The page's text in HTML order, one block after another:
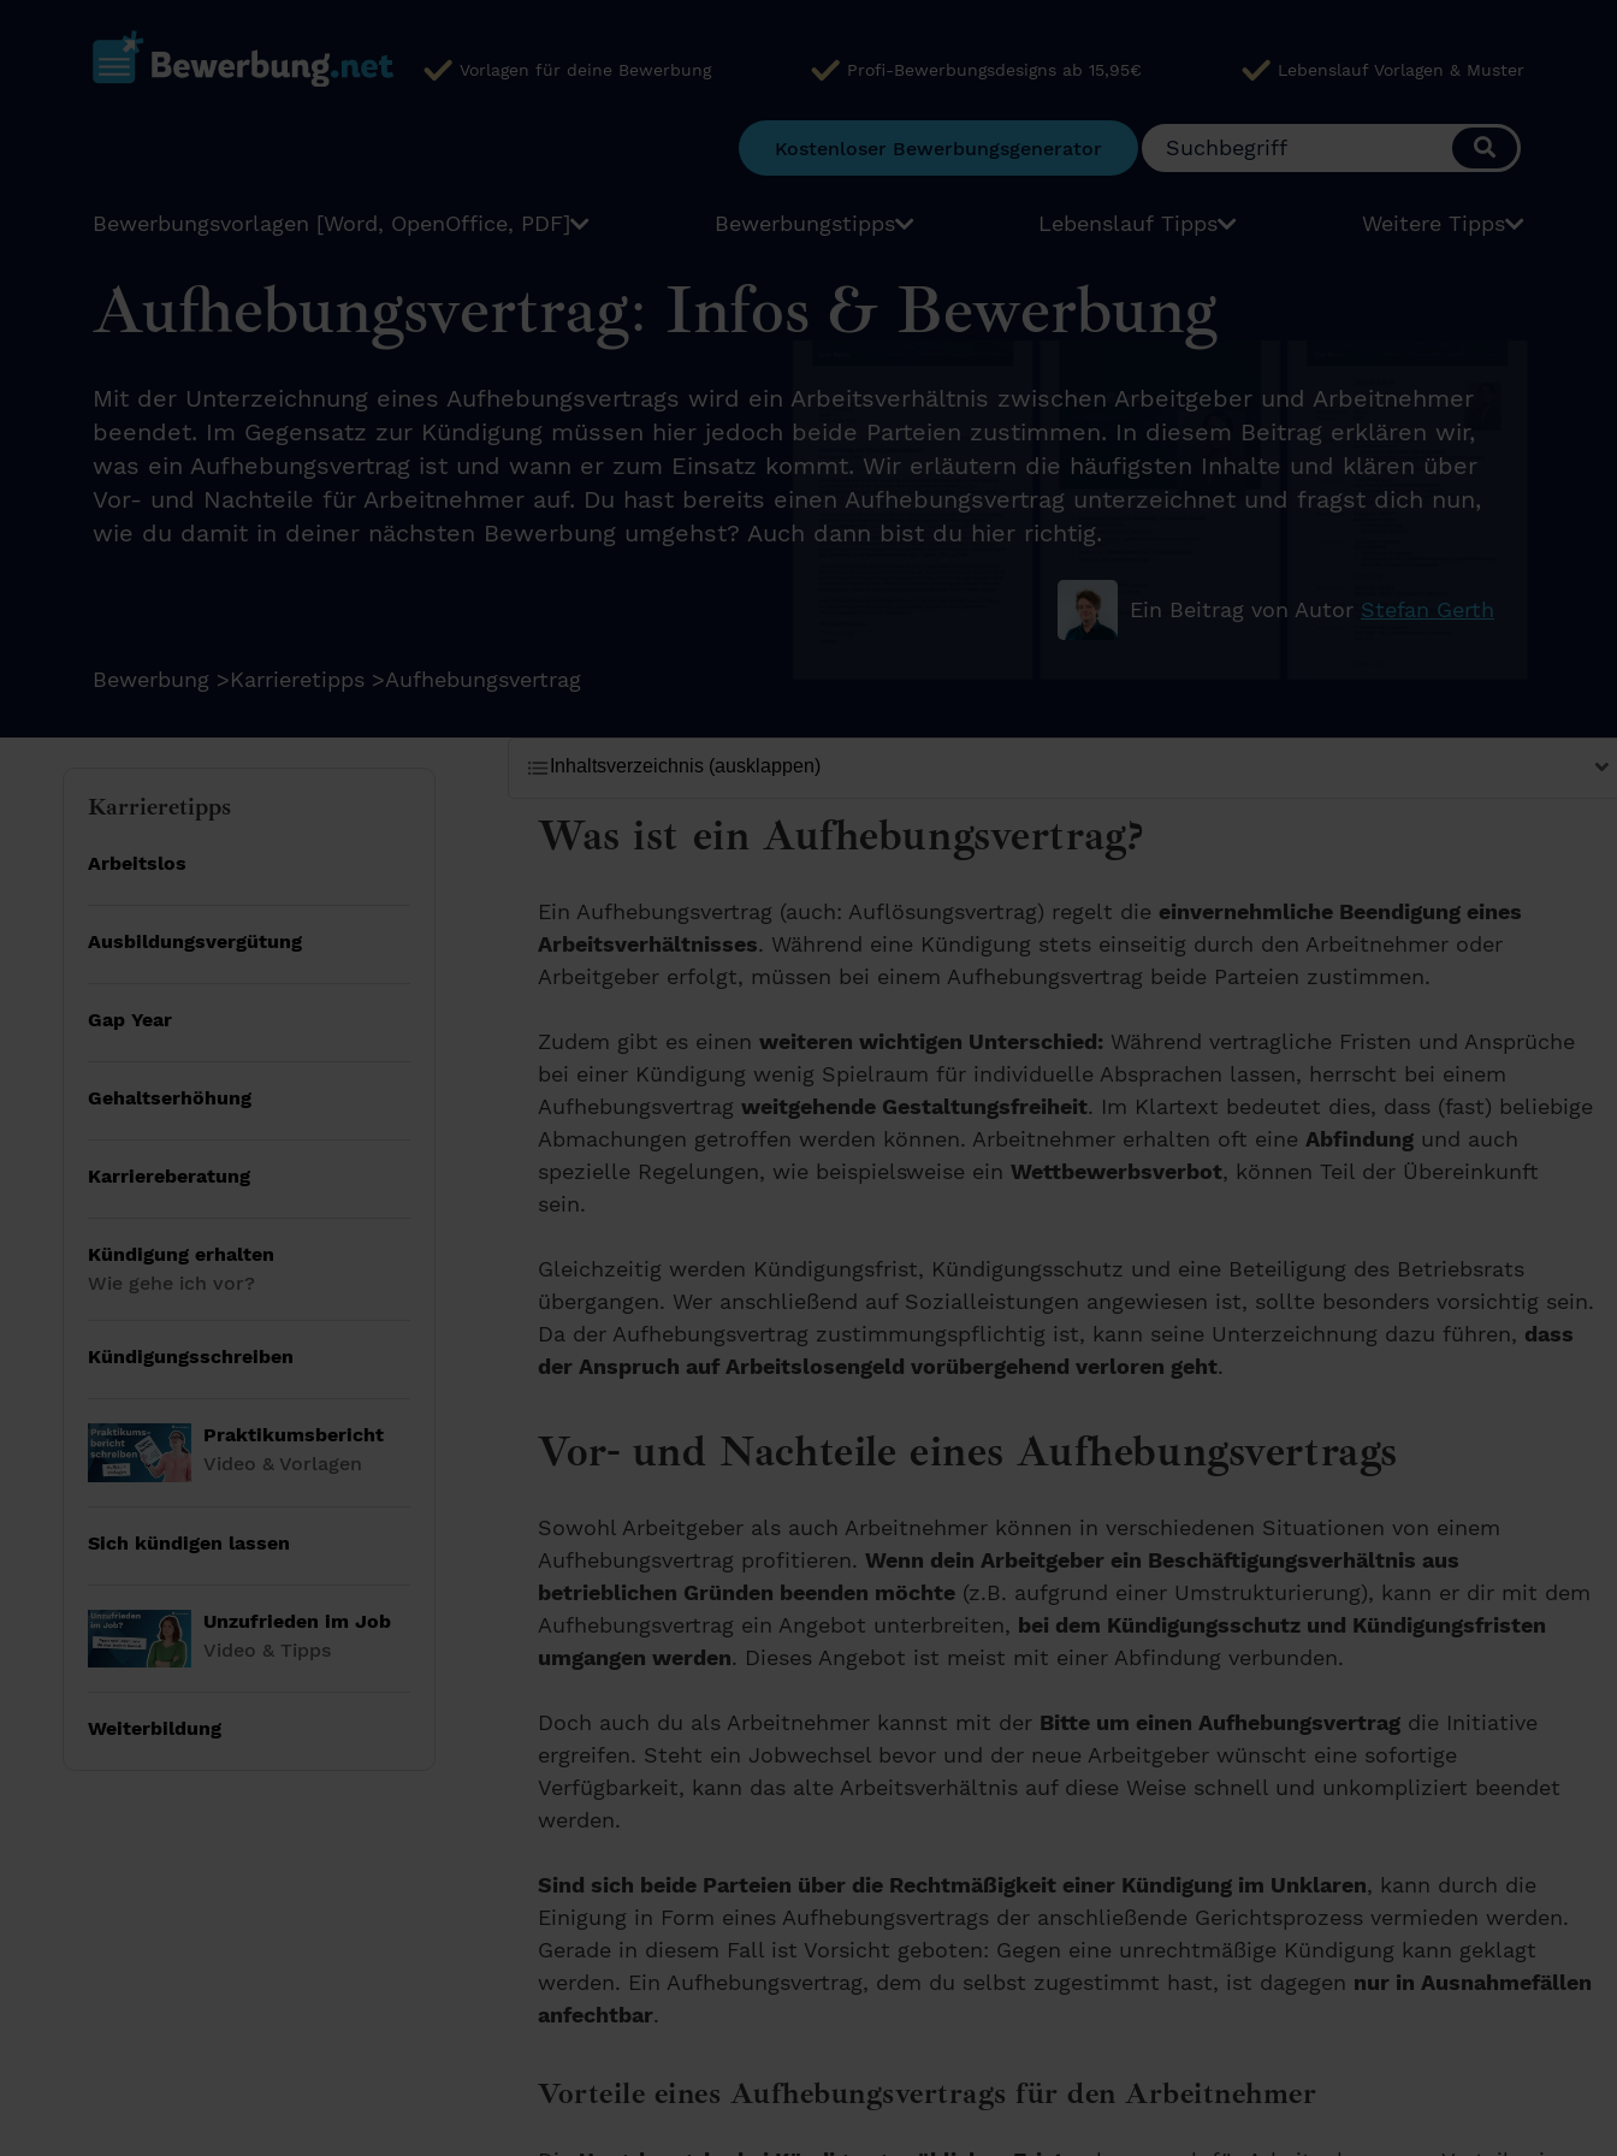
Vorlagen für deine Bewerbung Profi-Bewerbungsdesigns ab 15,95€ Lebenslauf Vorlagen & Muster
Kostenloser Bewerbungsgenerator
Bewerbungsvorlagen [Word, OpenOffice, PDF] Bewerbungstipps Lebenslauf Tipps Weitere Tipps
Aufhebungsvertrag: Infos & Bewerbung
Mit der Unterzeichnung eines Aufhebungsvertrags wird ein Arbeitsverhältnis zwischen Arbeitgeber und Arbeitnehmer
beendet. Im Gegensatz zur Kündigung müssen hier jedoch beide Parteien zustimmen. In diesem Beitrag erklären wir,
was ein Aufhebungsvertrag ist und wann er zum Einsatz kommt. Wir erläutern die häufigsten Inhalte und klären über
Vor- und Nachteile für Arbeitnehmer auf. Du hast bereits einen Aufhebungsvertrag unterzeichnet und fragst dich nun,
wie du damit in deiner nächsten Bewerbung umgehst? Auch dann bist du hier richtig.
Ein Beitrag von Autor Stefan Gerth
Bewerbung >Karrieretipps >Aufhebungsvertrag
Karrieretipps
Arbeitslos
Ausbildungsvergütung
Gap Year
Gehaltserhöhung
Karriereberatung
Kündigung erhalten
Wie gehe ich vor?
Kündigungsschreiben
Praktikumsbericht
Video & Vorlagen
Sich kündigen lassen
Unzufrieden im Job
Video & Tipps
Weiterbildung
Inhaltsverzeichnis (ausklappen)
Was ist ein Aufhebungsvertrag?
Ein Aufhebungsvertrag (auch: Auflösungsvertrag) regelt die einvernehmliche Beendigung eines
Arbeitsverhältnisses. Während eine Kündigung stets einseitig durch den Arbeitnehmer oder
Arbeitgeber erfolgt, müssen bei einem Aufhebungsvertrag beide Parteien zustimmen.
Zudem gibt es einen weiteren wichtigen Unterschied: Während vertragliche Fristen und Ansprüche
bei einer Kündigung wenig Spielraum für individuelle Absprachen lassen, herrscht bei einem
Aufhebungsvertrag weitgehende Gestaltungsfreiheit. Im Klartext bedeutet dies, dass (fast) beliebige
Abmachungen getroffen werden können. Arbeitnehmer erhalten oft eine Abfindung und auch
spezielle Regelungen, wie beispielsweise ein Wettbewerbsverbot, können Teil der Übereinkunft
sein.
Gleichzeitig werden Kündigungsfrist, Kündigungsschutz und eine Beteiligung des Betriebsrats
übergangen. Wer anschließend auf Sozialleistungen angewiesen ist, sollte besonders vorsichtig sein.
Da der Aufhebungsvertrag zustimmungspflichtig ist, kann seine Unterzeichnung dazu führen, dass
der Anspruch auf Arbeitslosengeld vorübergehend verloren geht.
Vor- und Nachteile eines Aufhebungsvertrags
Sowohl Arbeitgeber als auch Arbeitnehmer können in verschiedenen Situationen von einem
Aufhebungsvertrag profitieren. Wenn dein Arbeitgeber ein Beschäftigungsverhältnis aus
betrieblichen Gründen beenden möchte (z.B. aufgrund einer Umstrukturierung), kann er dir mit dem
Aufhebungsvertrag ein Angebot unterbreiten, bei dem Kündigungsschutz und Kündigungsfristen
umgangen werden. Dieses Angebot ist meist mit einer Abfindung verbunden.
Doch auch du als Arbeitnehmer kannst mit der Bitte um einen Aufhebungsvertrag die Initiative
ergreifen. Steht ein Jobwechsel bevor und der neue Arbeitgeber wünscht eine sofortige
Verfügbarkeit, kann das alte Arbeitsverhältnis auf diese Weise schnell und unkompliziert beendet
werden.
Sind sich beide Parteien über die Rechtmäßigkeit einer Kündigung im Unklaren, kann durch die
Einigung in Form eines Aufhebungsvertrags der anschließende Gerichtsprozess vermieden werden.
Gerade in diesem Fall ist Vorsicht geboten: Gegen eine unrechtmäßige Kündigung kann geklagt
werden. Ein Aufhebungsvertrag, dem du selbst zugestimmt hast, ist dagegen nur in Ausnahmefällen
anfechtbar.
Vorteile eines Aufhebungsvertrags für den Arbeitnehmer